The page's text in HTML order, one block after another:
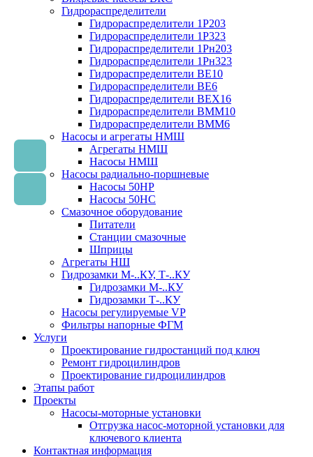
Гидрораспределители
Гидрораспределители 1Р203
Гидрораспределители 1Р323
Гидрораспределители 1Рн203
Гидрораспределители 1Рн323
Гидрораспределители ВЕ10
Гидрораспределители ВЕ6
Гидрораспределители ВЕХ16
Гидрораспределители ВММ10
Гидрораспределители ВММ6
Насосы и агрегаты НМШ
Агрегаты НМШ
Насосы НМШ
Насосы радиально-поршневые
Насосы 50НР
Насосы 50НС
Смазочное оборудование
Питатели
Станции смазочные
Шприцы
Агрегаты НШ
Гидрозамки М-..КУ, Т-..КУ
Гидрозамки М-..КУ
Гидрозамки Т-..КУ
Насосы регулируемые VP
Фильтры напорные ФГМ
Услуги
Проектирование гидростанций под ключ
Ремонт гидроцилиндров
Проектирование гидроцилиндров
Этапы работ
Проекты
Насосы-моторные установки
Отгрузка насос-моторной установки для
ключевого клиента
Контактная информация